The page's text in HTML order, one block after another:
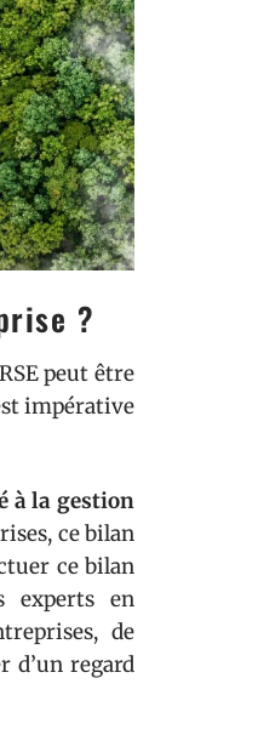
?
peut être
impérative
à la gestion
ce bilan
ce bilan
experts en
de
d’un regard